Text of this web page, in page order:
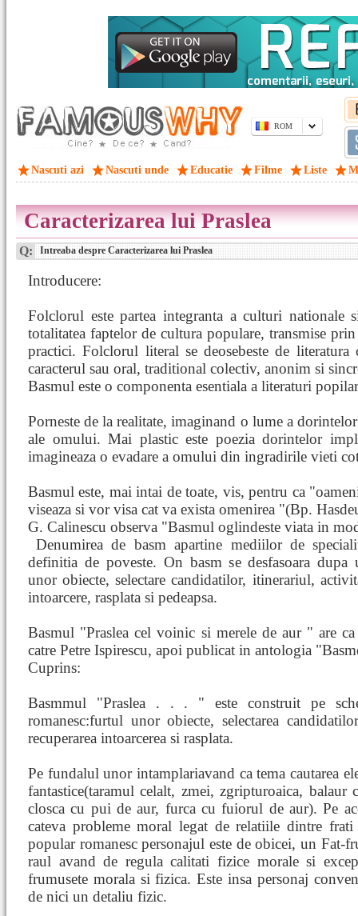
ROM
Nascuti azi Nascuti unde Educatie Filme Liste
Caracterizarea lui Praslea
Q: Intreaba despre Caracterizarea lui Praslea
Introducere:
Folclorul este partea integranta a culturi nationale
totalitatea faptelor de cultura populare, transmise
practici. Folclorul literal se deosebeste de literatura
caracterul sau oral, traditional colectiv, anonim si
Basmul este o componenta esentiala a literaturi
Porneste de la realitate, imaginand o lume a
ale omului. Mai plastic este poezia dorintelor
imagineaza o evadare a omului din ingradirile vieti
Basmul este, mai intai de toate, vis, pentru ca
viseaza si vor visa cat va exista omenirea "(Bp.
G. Calinescu observa "Basmul oglindeste viata in
Denumirea de basm apartine mediilor de
definitia de poveste. On basm se desfasoara dupa
unor obiecte, selectare candidatilor, itinerariul,
intoarcere, rasplata si pedeapsa.
Basmul "Praslea cel voinic si merele de aur " are
catre Petre Ispirescu, apoi publicat in antologia
Cuprins:
Basmmul "Praslea . . . " este construit pe
romanesc:furtul unor obiecte, selectarea
recuperarea intoarcerea si rasplata.
Pe fundalul unor intamplariavand ca tema cautarea
fantastice(taramul celalt, zmei, zgripturoaica, balaur
closca cu pui de aur, furca cu fuiorul de aur). Pe
cateva probleme moral legat de relatiile dintre
popular romanesc personajul este de obicei, un Fat-
raul avand de regula calitati fizice morale si
frumusete morala si fizica. Este insa personaj
de nici un detaliu fizic.